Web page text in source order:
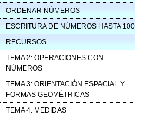
ORDENAR NÚMEROS
ESCRITURA DE NÚMEROS HASTA 100
RECURSOS
TEMA 2: OPERACIONES CON
NÚMEROS
TEMA 3: ORIENTACIÓN ESPACIAL Y
FORMAS GEOMÉTRICAS
TEMA 4: MEDIDAS